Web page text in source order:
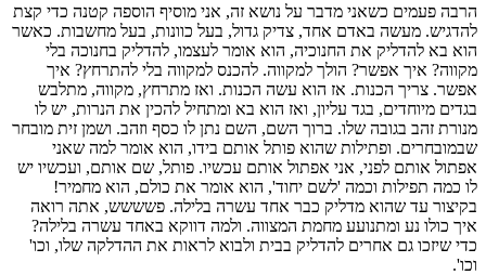
הרבה פעמים כשאני מדבר על נושא זה, אני מוסיף הוספה קטנה כדי קצת
להדגיש. מעשה באדם אחד, צדיק גדול, בעל כוונות, בעל מחשבות. כאשר
הוא בא להדליק את החנוכיה, הוא אומר לעצמו, להדליק בחנוכה בלי
מקווה? איך אפשר? הולך למקווה. להכנס למקווה בלי להתרחץ? איך
אפשר. צריך הכנות. אז הוא עשה הכנות. ואז מתרחץ, מקווה, מתלבש
בגדים מיוחדים, בגד עליון, ואז הוא בא ומתחיל להכין את הנרות, יש לו
מנורת זהב בגובה שלו. ברוך השם, השם נתן לו כסף וזהב. ושמן זית מובחר
שבמובחרים. ופתילות שהוא פותל אותם בידו, הוא אומר למה שאני
אפתול אותם לפני, אני אפתול אותם עכשיו. פותל, שם אותם, ועכשיו יש
לו כמה תפילות וכמה 'לשם יחוד', הוא אומר את כולם, הוא מחמיר!
בקיצור עד שהוא מדליק כבר אחד עשרה בלילה. פשששש, אתה רואה
איך כולו נע ומתנועע מחמת המצווה. ולמה דווקא באחד עשרה בלילה?
כדי שיזכו גם אחרים להדליק בבית ולבוא לראות את ההדלקה שלו, וכו'
וכו'.